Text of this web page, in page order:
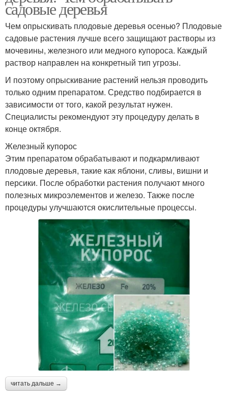
садовые деревья
Чем опрыскивать плодовые деревья осенью? Плодовые
садовые растения лучше всего защищают растворы из
мочевины, железного или медного купороса. Каждый
раствор направлен на конкретный тип угрозы.
И поэтому опрыскивание растений нельзя проводить
только одним препаратом. Средство подбирается в
зависимости от того, какой результат нужен.
Специалисты рекомендуют эту процедуру делать в
конце октября.
Железный купорос
Этим препаратом обрабатывают и подкармливают
плодовые деревья, такие как яблони, сливы, вишни и
персики. После обработки растения получают много
полезных микроэлементов и железо. Также после
процедуры улучшаются окислительные процессы.
читать дальше →